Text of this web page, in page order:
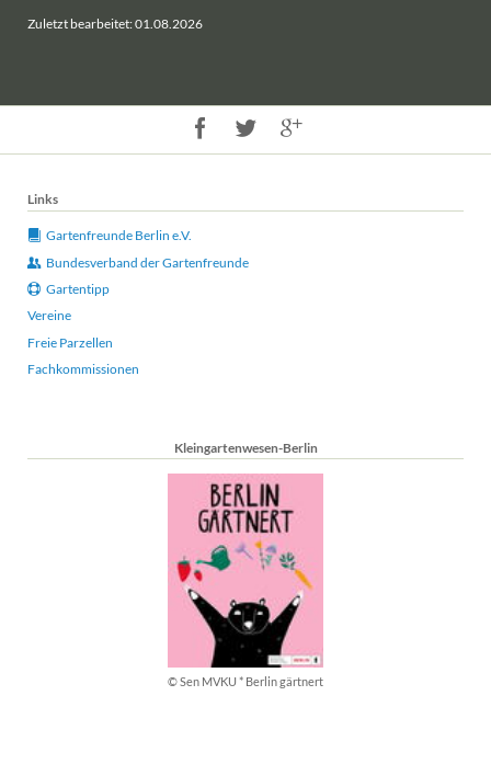
Zuletzt bearbeitet: 01.08.2026
Links
Gartenfreunde Berlin e.V.
Bundesverband der Gartenfreunde
Gartentipp
Vereine
Freie Parzellen
Fachkommissionen
Kleingartenwesen-Berlin
© Sen MVKU * Berlin gärtnert